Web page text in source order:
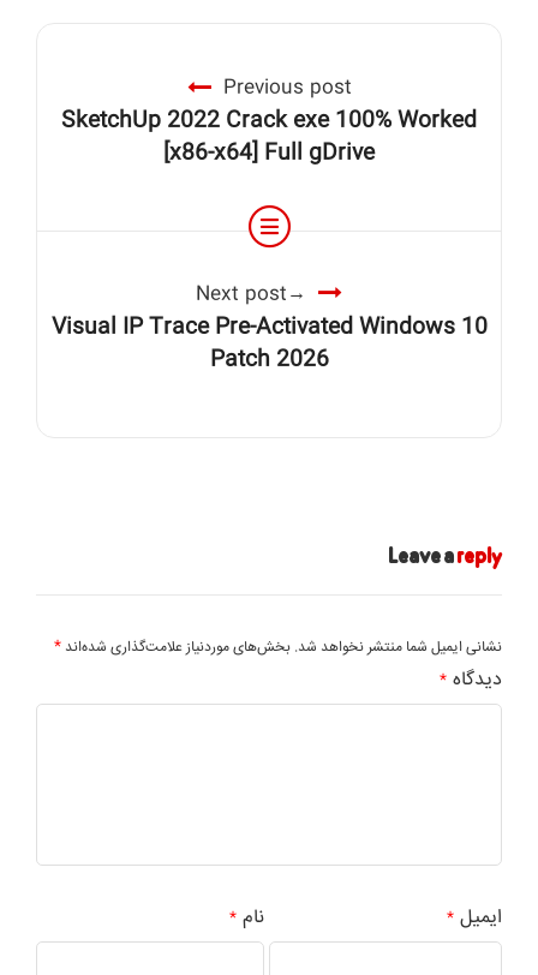
Previous post
SketchUp 2022 Crack exe 100% Worked
[x86-x64] Full gDrive
Next post
Visual IP Trace Pre-Activated Windows 10
Patch 2026
Leave areply
نشانی ایمیل شما منتشر نخواهد شد. بخش‌های موردنیاز علامت‌گذاری شده‌اند *
دیدگاه *
نام * ایمیل*